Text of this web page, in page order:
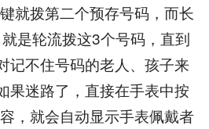
就拨第二个预存号码，而长
是轮流拨这3个号码，直到
记不住号码的老人、孩子来
果迷路了，直接在手表中按
，就会自动显示手表佩戴者